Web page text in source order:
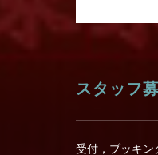
スタッフ
受付，ブッキン